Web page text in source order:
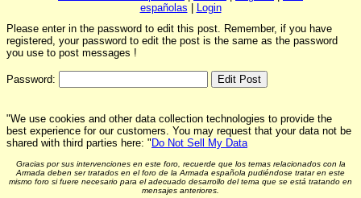
españolas
Login
Please enter in the password to edit this post. Remember, if you have
registered, your password to edit the post is the same as the password
you use to post messages !
Password:
"We use cookies and other data collection technologies to provide the
best experience for our customers. You may request that your data not be
shared with third parties here: " Do Not Sell My Data
Gracias por sus intervenciones en este foro, recuerde que los temas relacionados con la
Armada deben ser tratados en el foro de la Armada española pudiéndose tratar en este
mismo foro si fuere necesario para el adecuado desarrollo del tema que se está tratando en
mensajes anteriores.